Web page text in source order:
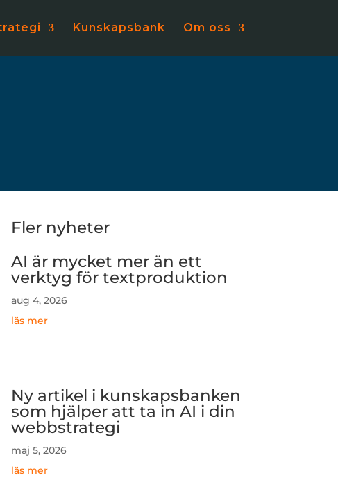
Kunskapsbank Om oss
Fler nyheter
AI är mycket mer än ett
verktyg för textproduktion
aug 4, 2026
läs mer
Ny artikel i kunskapsbanken
som hjälper att ta in AI i din
webbstrategi
maj 5, 2026
läs mer